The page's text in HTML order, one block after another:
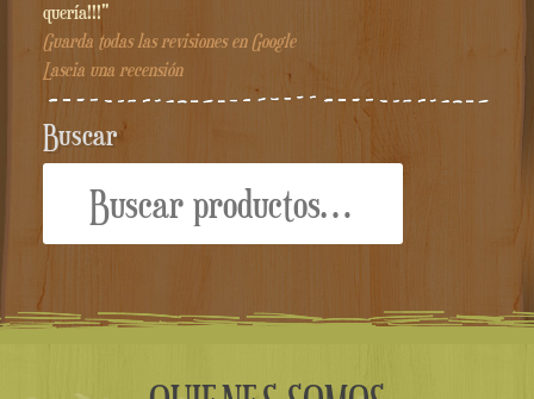
quería!!!"
Guarda todas las revisiones en Google
Lascia una recensión
Buscar